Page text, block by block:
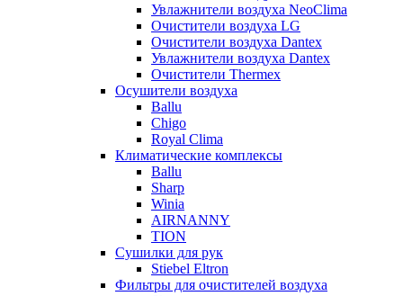
Увлажнители воздуха NeoClima
Очистители воздуха LG
Очистители воздуха Dantex
Увлажнители воздуха Dantex
Очистители Thermex
Осушители воздуха
Ballu
Chigo
Royal Clima
Климатические комплексы
Ballu
Sharp
Winia
AIRNANNY
TION
Сушилки для рук
Stiebel Eltron
Фильтры для очистителей воздуха